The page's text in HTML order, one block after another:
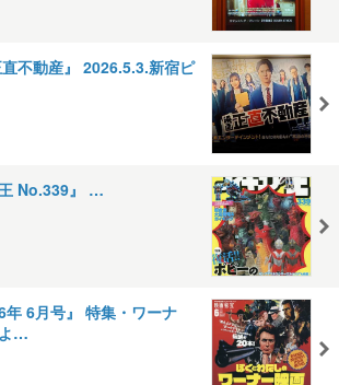
不動産』 2026.5.3.新宿ピ
No.339』​​​​​​​​​ ​​​​…
6月号』 特集・ワーナ
…